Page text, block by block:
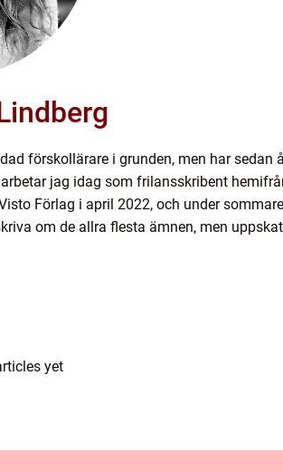
förskollärare i grunden, men har sedan
jag idag som frilansskribent
Förlag i april 2022, och under
om de allra flesta ämnen, men
yet